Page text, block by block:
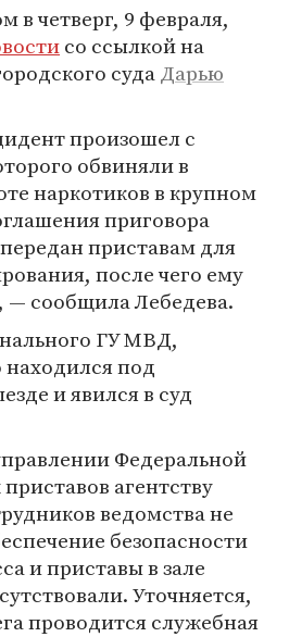
в четверг, 9 февраля,
со ссылкой на
судаДарью
произошел с
обвиняли в
наркотиков в крупном
приговора
приставам для
после чего ему
— сообщила Лебедева.
ГУ МВД,
под
и явился в суд
Федеральной
агентству
ведомства не
безопасности
и приставы в зале
Уточняется,
проводится служебная